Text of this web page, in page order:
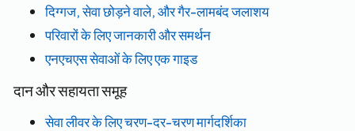
दिग्गज, सेवा छोड़ने वाले, और गैर-लामबंद जलाशय
परिवारों के लिए जानकारी और समर्थन
एनएचएस सेवाओं के लिए एक गाइड
दान और सहायता समूह
सेवा लीवर के लिए चरण-दर-चरण मार्गदर्शिका